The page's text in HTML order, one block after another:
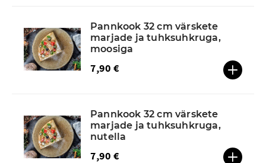
Pannkook 32 cm värskete
marjade ja tuhksuhkruga,
moosiga
7,90 €
Pannkook 32 cm värskete
marjade ja tuhksuhkruga,
nutella
7,90 €